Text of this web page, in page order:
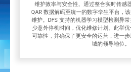
维护效率与安全性。通过整合实时传感
QAR 数据解码至统一的数字孪生平台，
维护。DFS 支持的机器学习模型检测异
少意外停机时间，优化维修计划。此举
可靠性，并确保了更安全的运营，进一
域的领导地位。